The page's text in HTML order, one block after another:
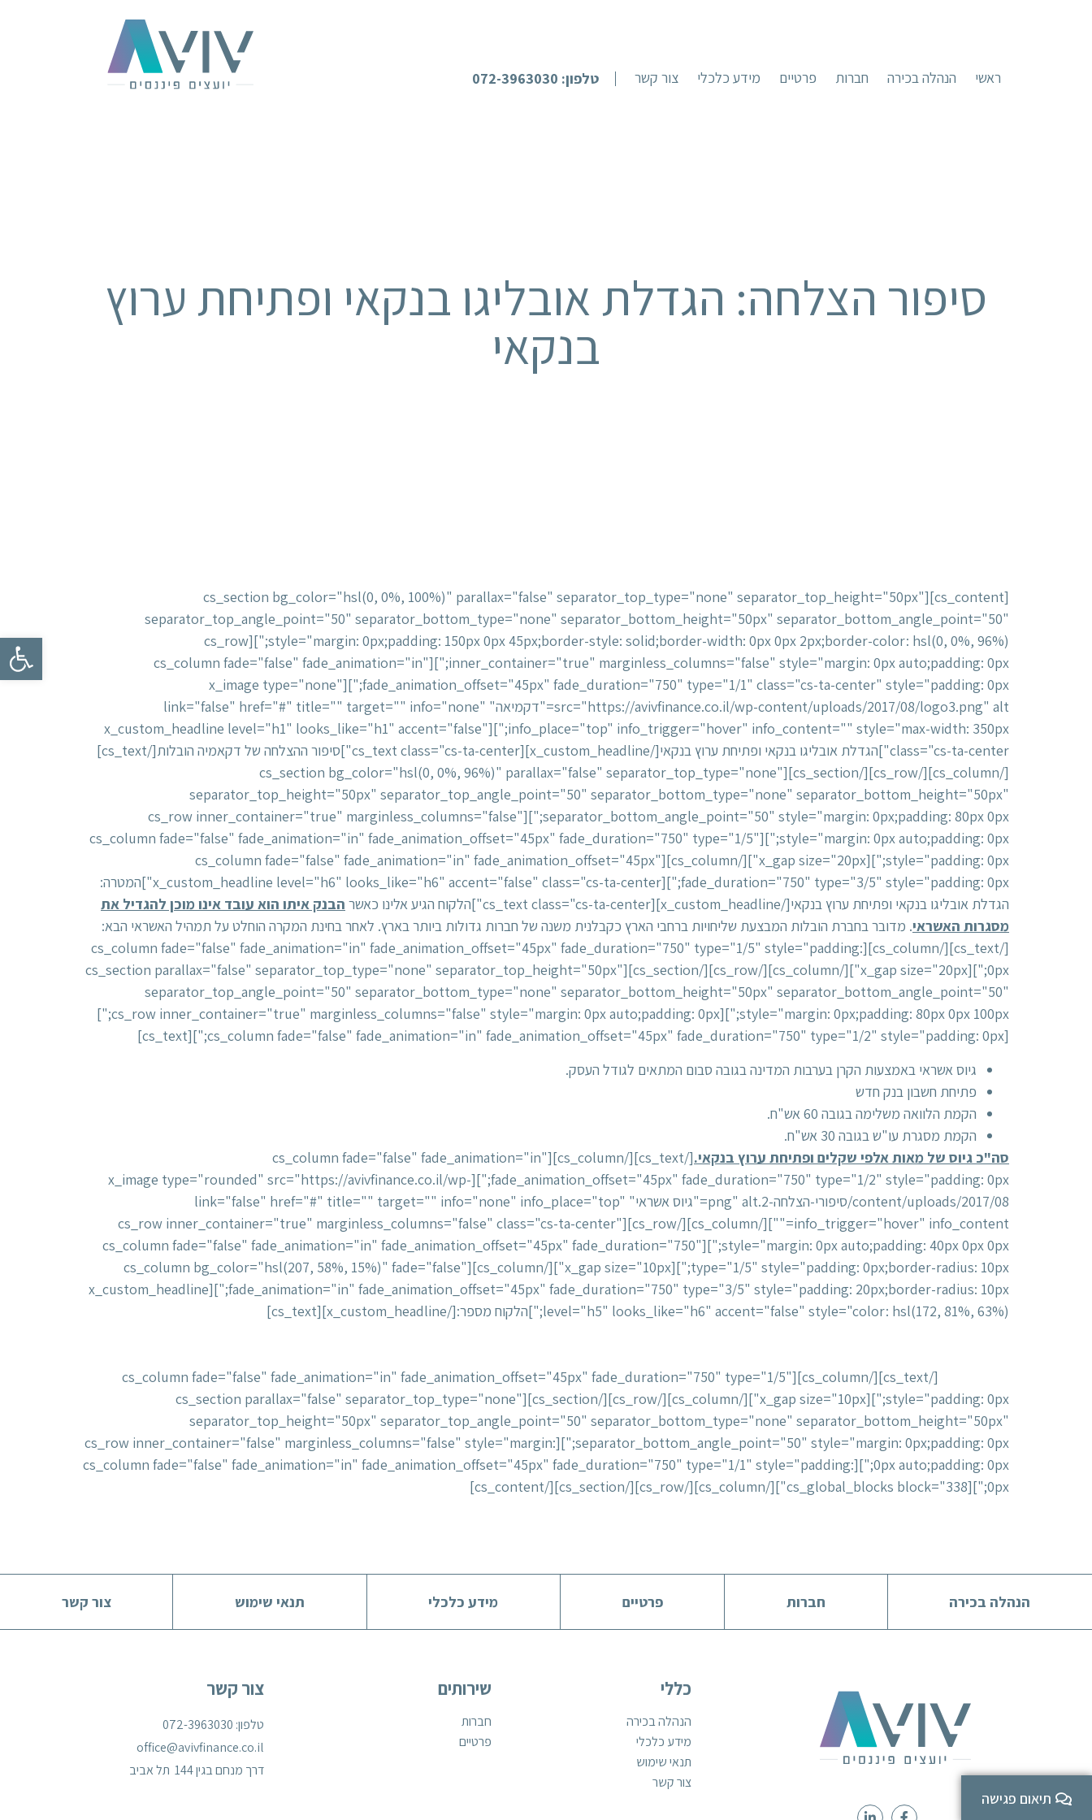
ראשי הנהלה בכירה חברות פרטיים מידע כלכלי צור קשר טלפון: 072-3963030
תיאום פגישה
סיפור הצלחה: הגדלת אובליגו בנקאי ופתיחת ערוץ
בנקאי
[cs_content][cs_section bg_color="hsl(0, 0%, 100%)" parallax="false" separator_top_type="none" separator_top_height="50px"
separator_top_angle_point="50" separator_bottom_type="none" separator_bottom_height="50px" separator_bottom_angle_point="50"
style="margin: 0px;padding: 150px 0px 45px;border-style: solid;border-width: 0px 0px 2px;border-color: hsl(0, 0%, 96%);"][cs_row
inner_container="true" marginless_columns="false" style="margin: 0px auto;padding: 0px;"][cs_column fade="false" fade_animation="in"
fade_animation_offset="45px" fade_duration="750" type="1/1" class="cs-ta-center" style="padding: 0px;"][x_image type="none"
src="https://avivfinance.co.il/wp-content/uploads/2017/08/logo3.png" alt="דקמיאה" link="false" href="#" title="" target="" info="none"
info_place="top" info_trigger="hover" info_content="" style="max-width: 350px;"][x_custom_headline level="h1" looks_like="h1" accent="false"
class="cs-ta-center"]הגדלת אובליגו בנקאי ופתיחת ערוץ בנקאי[/x_custom_headline][cs_text class="cs-ta-center"]סיפור ההצלחה של דקאמיה הובלות[/cs_text]
[/cs_column][/cs_row][/cs_section][cs_section bg_color="hsl(0, 0%, 96%)" parallax="false" separator_top_type="none"
separator_top_height="50px" separator_top_angle_point="50" separator_bottom_type="none" separator_bottom_height="50px"
separator_bottom_angle_point="50" style="margin: 0px;padding: 80px 0px;"][cs_row inner_container="true" marginless_columns="false"
style="margin: 0px auto;padding: 0px;"][cs_column fade="false" fade_animation="in" fade_animation_offset="45px" fade_duration="750" type="1/5"
style="padding: 0px;"][x_gap size="20px"][/cs_column][cs_column fade="false" fade_animation="in" fade_animation_offset="45px"
fade_duration="750" type="3/5" style="padding: 0px;"][x_custom_headline level="h6" looks_like="h6" accent="false" class="cs-ta-center"]המטרה:
הגדלת אובליגו בנקאי ופתיחת ערוץ בנקאי[/x_custom_headline][cs_text class="cs-ta-center"]הלקוח הגיע אלינו כאשר
הבנק איתו הוא עובד אינו מוכן להגדיל את
מסגרות האשראי. מדובר בחברת הובלות המבצעת שליחויות ברחבי הארץ כקבלנית משנה של חברות גדולות ביותר בארץ. לאחר בחינת המקרה הוחלט על תמהיל האשראי הבא:
[/cs_text][/cs_column][cs_column fade="false" fade_animation="in" fade_animation_offset="45px" fade_duration="750" type="1/5" style="padding:
0px;"][x_gap size="20px"][/cs_column][/cs_row][/cs_section][cs_section parallax="false" separator_top_type="none" separator_top_height="50px"
separator_top_angle_point="50" separator_bottom_type="none" separator_bottom_height="50px" separator_bottom_angle_point="50"
style="margin: 0px;padding: 80px 0px 100px;"][cs_row inner_container="true" marginless_columns="false" style="margin: 0px auto;padding: 0px;"]
[cs_column fade="false" fade_animation="in" fade_animation_offset="45px" fade_duration="750" type="1/2" style="padding: 0px;"][cs_text]
גיוס אשראי באמצעות הקרן בערבות המדינה בגובה סבום המתאים לגודל העסק.
פתיחת חשבון בנק חדש
הקמת הלוואה משלימה בגובה 60 אש"ח.
הקמת מסגרת עו"ש בגובה 30 אש"ח.
סה"כ גיוס של מאות אלפי שקלים ופתיחת ערוץ בנקאי.
[/cs_text][/cs_column][cs_column fade="false" fade_animation="in"
fade_animation_offset="45px" fade_duration="750" type="1/2" style="padding: 0px;"][x_image type="rounded" src="https://avivfinance.co.il/wp-
content/uploads/2017/08/סיפורי-הצלחה-2.png" alt="גיוס אשראי" link="false" href="#" title="" target="" info="none" info_place="top"
info_trigger="hover" info_content=""][/cs_column][/cs_row][cs_row inner_container="true" marginless_columns="false" class="cs-ta-center"
style="margin: 0px auto;padding: 40px 0px 0px;"][cs_column fade="false" fade_animation="in" fade_animation_offset="45px" fade_duration="750"
type="1/5" style="padding: 0px;border-radius: 10px;"][x_gap size="10px"][/cs_column][cs_column bg_color="hsl(207, 58%, 15%)" fade="false"
fade_animation="in" fade_animation_offset="45px" fade_duration="750" type="3/5" style="padding: 20px;border-radius: 10px;"][x_custom_headline
level="h5" looks_like="h6" accent="false" style="color: hsl(172, 81%, 63%);"]הלקוח מספר:[/x_custom_headline][cs_text]
[/cs_text][/cs_column][cs_column fade="false" fade_animation="in" fade_animation_offset="45px" fade_duration="750" type="1/5"
style="padding: 0px;"][x_gap size="10px"][/cs_column][/cs_row][/cs_section][cs_section parallax="false" separator_top_type="none"
separator_top_height="50px" separator_top_angle_point="50" separator_bottom_type="none" separator_bottom_height="50px"
separator_bottom_angle_point="50" style="margin: 0px;padding: 0px;"][cs_row inner_container="false" marginless_columns="false" style="margin:
0px auto;padding: 0px;"][cs_column fade="false" fade_animation="in" fade_animation_offset="45px" fade_duration="750" type="1/1" style="padding:
0px;"][cs_global_blocks block="338"][/cs_column][/cs_row][/cs_section][/cs_content]
הנהלה בכירה חברות פרטיים מידע כלכלי תנאי שימוש צור קשר
כללי
הנהלה בכירה
מידע כלכלי
תנאי שימוש
צור קשר
שירותים
חברות
פרטיים
צור קשר
טלפון: 072-3963030
office@avivfinance.co.il
דרך מנחם בגין 144 תל אביב